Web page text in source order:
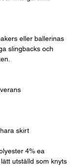
eller ballerinas
slingbacks och
skirt
4% ea
utställd som knyts